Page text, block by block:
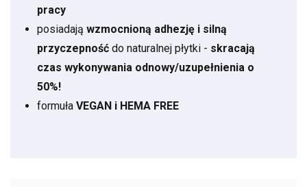
pracy
posiadają wzmocnioną adhezję i silną
przyczepność do naturalnej płytki - skracają
czas wykonywania odnowy/uzupełnienia o
50%!
formuła VEGAN i HEMA FREE